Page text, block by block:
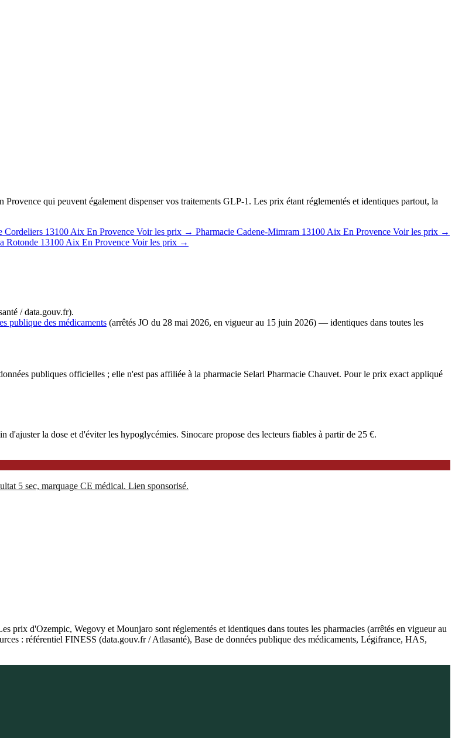
qui peuvent également dispenser vos traitements GLP-1. Les prix étant réglementés et identiques partout, la
Cordeliers 13100 Aix En Provence Voir les prix → Pharmacie Cadene-Mimram 13100 Aix En Provence Voir les prix →
Rotonde 13100 Aix En Provence Voir les prix →
/ data.gouv.fr).
publique des médicaments (arrêtés JO du 28 mai 2026, en vigueur au 15 juin 2026) — identiques dans toutes les
publiques officielles ; elle n'est pas affiliée à la pharmacie Selarl Pharmacie Chauvet. Pour le prix exact appliqué
la dose et d'éviter les hypoglycémies. Sinocare propose des lecteurs fiables à partir de 25 €.
5 sec, marquage CE médical. Lien sponsorisé.
prix d'Ozempic, Wegovy et Mounjaro sont réglementés et identiques dans toutes les pharmacies (arrêtés en vigueur au
: référentiel FINESS (data.gouv.fr / Atlasanté), Base de données publique des médicaments, Légifrance, HAS,